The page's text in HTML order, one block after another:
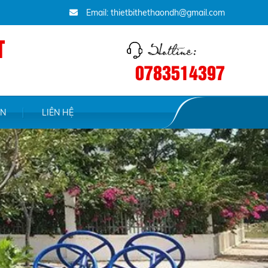
Email: thietbithethaondh@gmail.com
0783514397
LIÊN HỆ